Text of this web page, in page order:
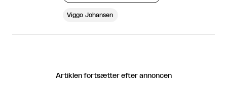
Viggo Johansen
Artiklen fortsætter efter annoncen